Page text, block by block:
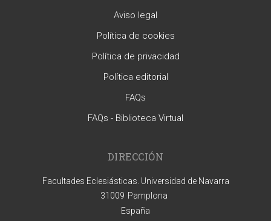
Aviso legal
Política de cookies
Política de privacidad
Política editorial
FAQs
FAQs - Biblioteca Virtual
DIRECCIÓN
Facultades Eclesiásticas. Universidad de Navarra
31009 Pamplona
España